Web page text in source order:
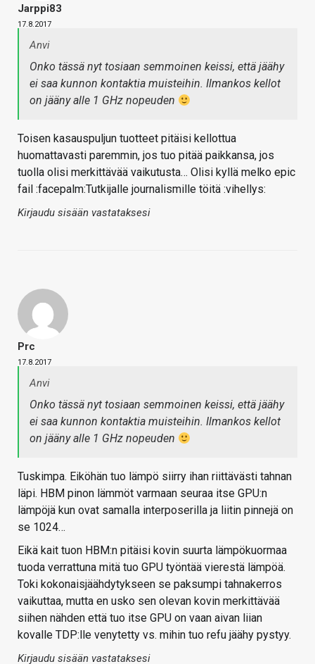
Jarppi83
17.8.2017
Anvi
Onko tässä nyt tosiaan semmoinen keissi, että jäähy
ei saa kunnon kontaktia muisteihin. Ilmankos kellot
on jääny alle 1 GHz nopeuden
Toisen kasauspuljun tuotteet pitäisi kellottua
huomattavasti paremmin, jos tuo pitää paikkansa, jos
tuolla olisi merkittävää vaikutusta… Olisi kyllä melko epic
fail :facepalm:Tutkijalle journalismille töitä :vihellys:
Kirjaudu sisään vastataksesi
Prc
17.8.2017
Anvi
Onko tässä nyt tosiaan semmoinen keissi, että jäähy
ei saa kunnon kontaktia muisteihin. Ilmankos kellot
on jääny alle 1 GHz nopeuden
Tuskimpa. Eiköhän tuo lämpö siirry ihan riittävästi tahnan
läpi. HBM pinon lämmöt varmaan seuraa itse GPU:n
lämpöjä kun ovat samalla interposerilla ja liitin pinnejä on
se 1024…
Eikä kait tuon HBM:n pitäisi kovin suurta lämpökuormaa
tuoda verrattuna mitä tuo GPU työntää vierestä lämpöä.
Toki kokonaisjäähdytykseen se paksumpi tahnakerros
vaikuttaa, mutta en usko sen olevan kovin merkittävää
siihen nähden että tuo itse GPU on vaan aivan liian
kovalle TDP:lle venytetty vs. mihin tuo refu jäähy pystyy.
Kirjaudu sisään vastataksesi